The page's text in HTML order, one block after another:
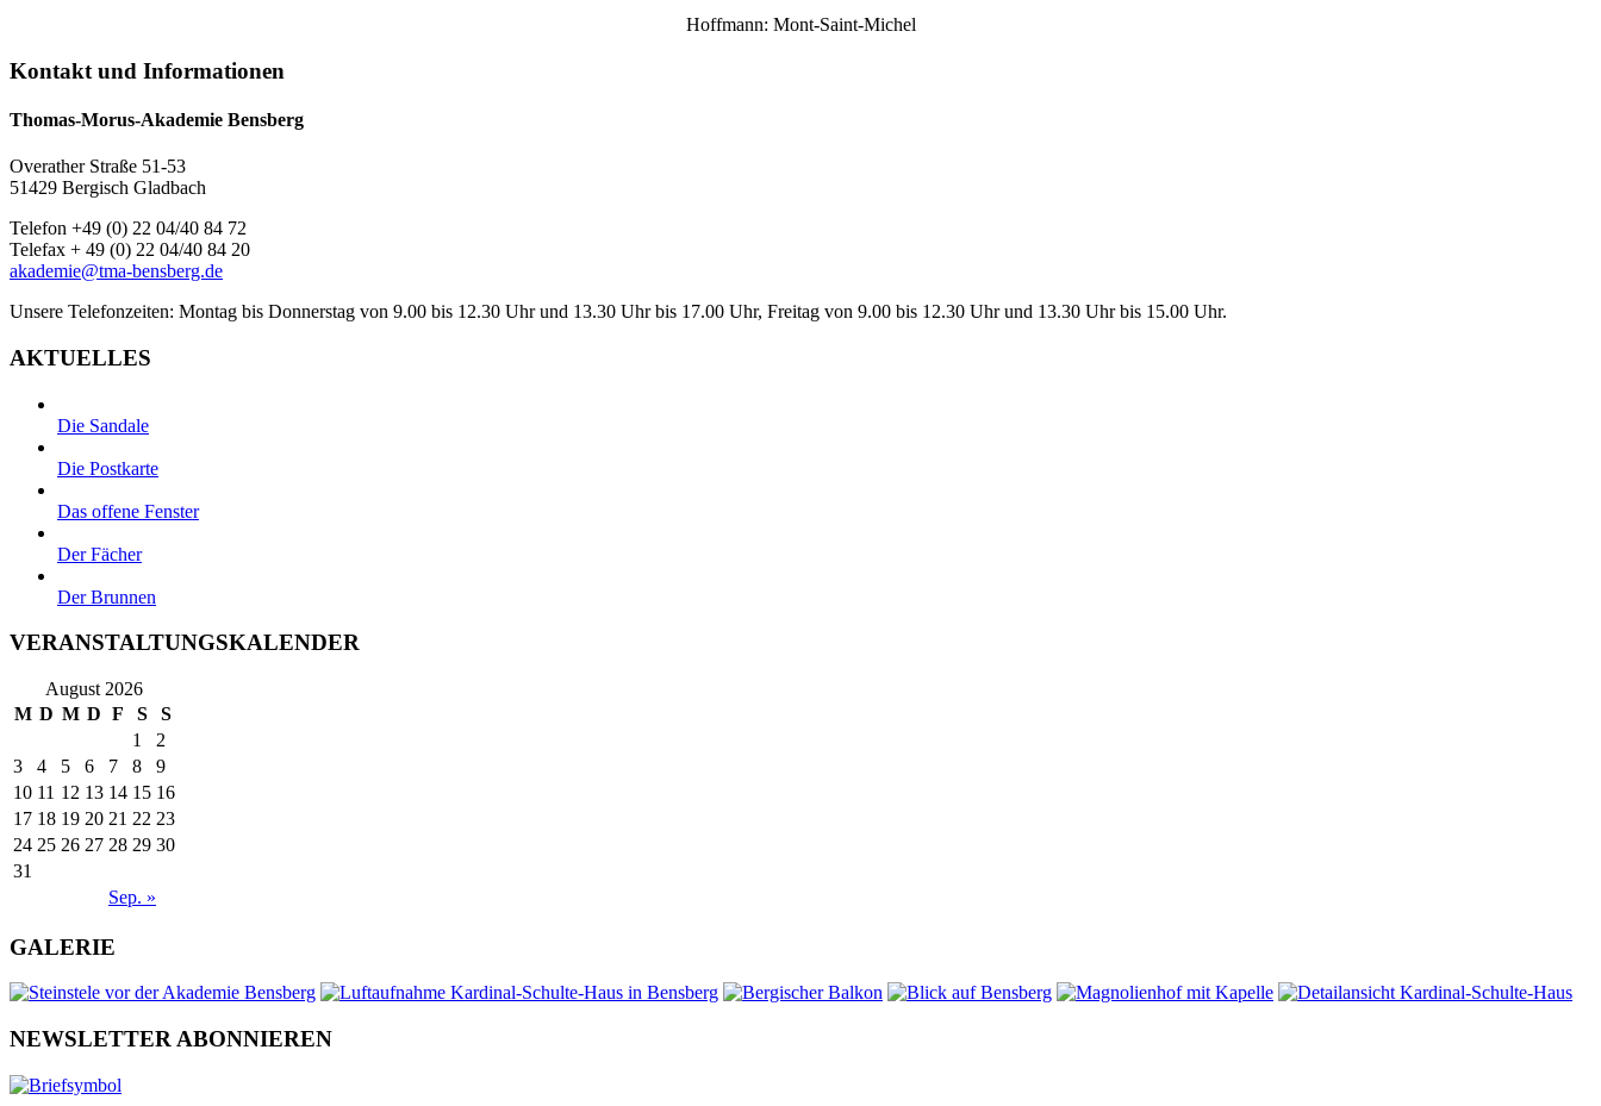
Hoffmann: Mont-Saint-Michel
Kontakt und Informationen
Thomas-Morus-Akademie Bensberg
Overather Straße 51-53
51429 Bergisch Gladbach
Telefon +49 (0) 22 04/40 84 72
Telefax + 49 (0) 22 04/40 84 20
akademie@tma-bensberg.de
Unsere Telefonzeiten: Montag bis Donnerstag von 9.00 bis 12.30 Uhr und 13.30 Uhr bis 17.00 Uhr, Freitag von 9.00 bis 12.30 Uhr und 13.30 Uhr bis 15.00 Uhr.
AKTUELLES
Die Sandale
Die Postkarte
Das offene Fenster
Der Fächer
Der Brunnen
VERANSTALTUNGSKALENDER
August 2026
M D M D F S S
Sep. »
1
2
3
4 5 6 7 8
9
10 11 12 13 14 15 16
17 18 19 20 21 22 23
24 25 26 27 28 29 30
31
GALERIE
NEWSLETTER ABONNIEREN